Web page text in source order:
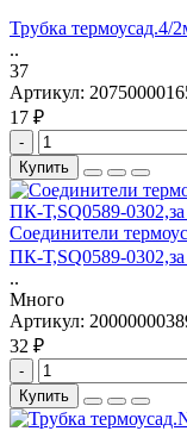
Трубка
..
37
Артикул:
17 ₽
-
Купить
Соединители
ПК-Т,SQ0589-
..
Много
Артикул:
32 ₽
-
Купить